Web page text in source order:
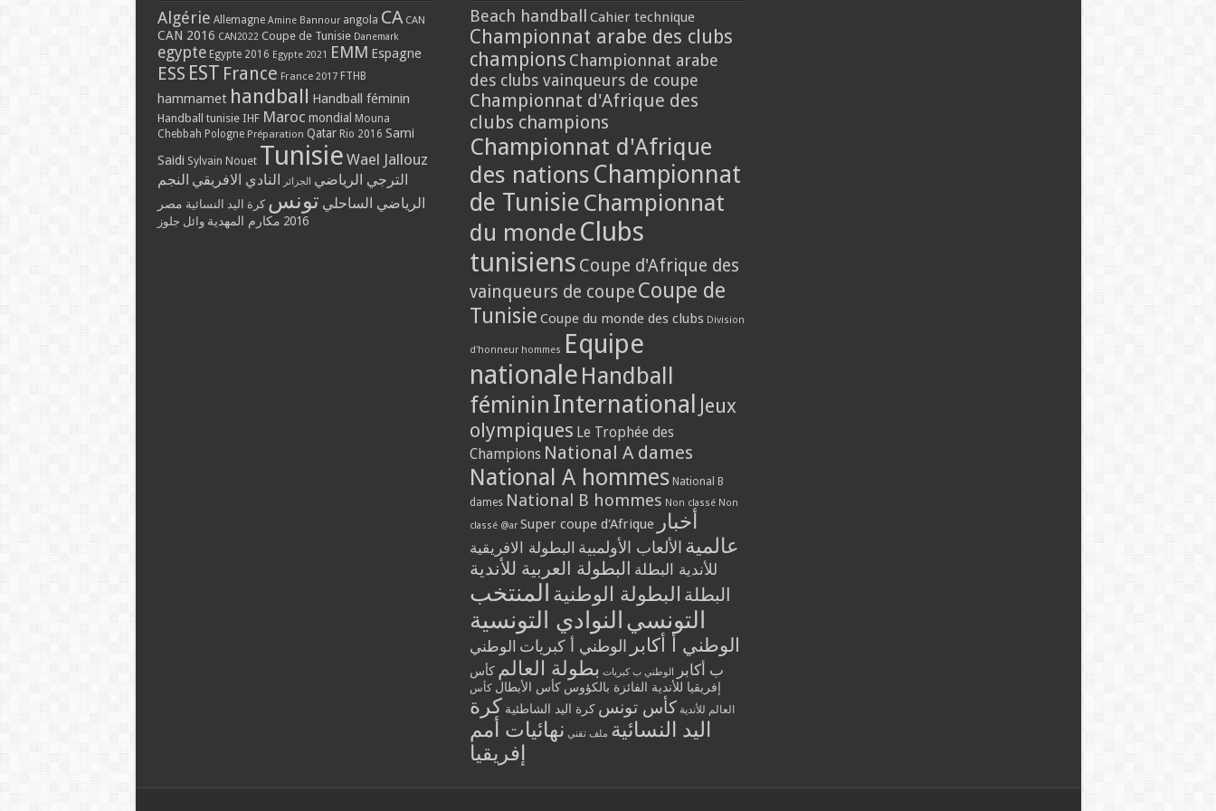
Algérie Allemagne Amine Bannour angola CA CAN
CAN 2016 CAN2022 Coupe de Tunisie Danemark
egypte Egypte 2016 Egypte 2021 EMM Espagne
ESS EST France France 2017 FTHB
hammamet handball Handball féminin
Handball tunisie IHF Maroc mondial Mouna
Chebbah Pologne Préparation Qatar Rio 2016 Sami
Saidi Sylvain Nouet Tunisie Wael Jallouz
الترجي الرياضي الجزائر النادي الافريقي النجم
الرياضي الساحلي تونس كرة اليد النسائية مصر
2016 مكارم المهدية وائل جلوز
Beach handball Cahier technique
Championnat arabe des clubs
champions Championnat arabe
des clubs vainqueurs de coupe
Championnat d'Afrique des
clubs champions
Championnat d'Afrique
des nations Championnat
de Tunisie Championnat
du monde Clubs
tunisiens Coupe d'Afrique des
vainqueurs de coupe Coupe de
Tunisie Coupe du monde des clubs Division
d'honneur hommes Equipe
nationale Handball
féminin International Jeux
olympiques Le Trophée des
Champions National A dames
National A hommes National B
dames National B hommes Non classé Non
classé @ar Super coupe d'Afrique أخبار
عالمية الألعاب الأولمبية البطولة الافريقية
للأندية البطلة البطولة العربية للأندية
البطلة البطولة الوطنية المنتخب
التونسي النوادي التونسية
الوطني أ أكابر الوطني أ كبريات الوطني
ب أكابر
الوطني ب كبريات بطولة العالم كأس
إفريقيا للأندية الفائزة بالكؤوس كأس الأبطال كأس
العالم للأندية كأس تونس كرة اليد الشاطئية كرة
اليد النسائية ملف تقني نهائيات أمم
إفريقيا